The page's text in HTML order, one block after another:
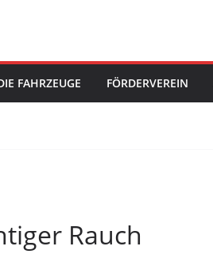
FAHRZEUGE FÖRDERVEREIN
Rauch